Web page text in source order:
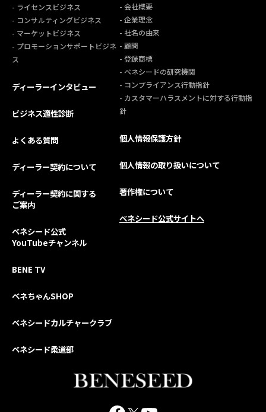
- ライセンスビジネス
- コンサルティングビジネス
- マーケットビジネス
- プロモーションサポートビジネ
ス
ディーラーインタビュー
ビジネス適性診断
よくある質問
ディーラー契約について
ディーラー契約に関する
ご案内
ベネシード公式
YouTubeチャンネル
BENE TV
ベネちゃんSHOP
ベネシードカルチャークラブ
ベネシード柔道部
- 会社概要
- 企業理念
- 社名の由来
- 顧問
- 登録商標
- ベネシードの研究機関
- コンプライアンス行動指針
- カスタマーハラスメントに対する行動指
針
個人情報保護方針
個人情報の取り扱いについて
著作権について
ベネシード公式サイトへ